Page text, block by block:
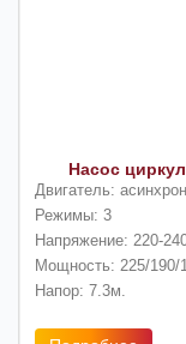
Насос
Двигатель:
Режимы: 3
Напряжение: 220-
Мощность: 225/190/
Напор: 7.3м.